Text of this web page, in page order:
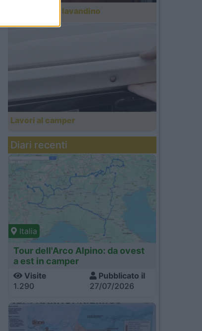
Prolunga per lavandino
Lavori al camper
Diari recenti
Italia
Tour dell'Arco Alpino: da ovest
a est in camper
Visite
1.290
Pubblicato il
27/07/2026